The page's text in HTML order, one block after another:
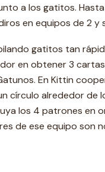
a los gatitos.
en equipos de 2 y
gatitos tan
en obtener 3
En Kittin
círculo alrededor de
los 4 patrones en
de ese equipo son